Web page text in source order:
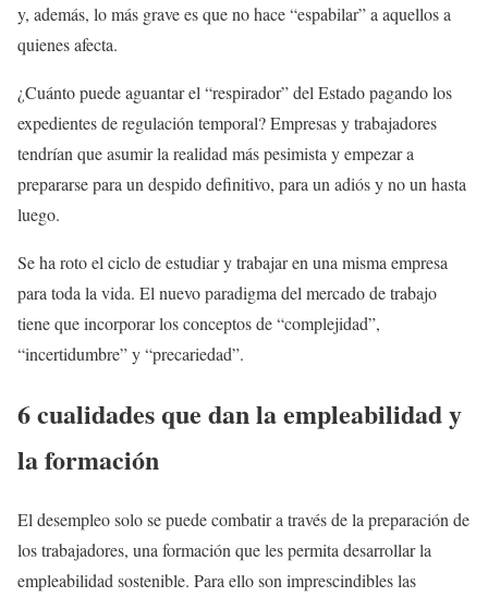
y, además, lo más grave es que no hace “espabilar” a aquellos a
quienes afecta.
¿Cuánto puede aguantar el “respirador” del Estado pagando los
expedientes de regulación temporal? Empresas y trabajadores
tendrían que asumir la realidad más pesimista y empezar a
prepararse para un despido definitivo, para un adiós y no un hasta
luego.
Se ha roto el ciclo de estudiar y trabajar en una misma empresa
para toda la vida. El nuevo paradigma del mercado de trabajo
tiene que incorporar los conceptos de “complejidad”,
“incertidumbre” y “precariedad”.
6 cualidades que dan la empleabilidad y
la formación
El desempleo solo se puede combatir a través de la preparación de
los trabajadores, una formación que les permita desarrollar la
empleabilidad sostenible. Para ello son imprescindibles las